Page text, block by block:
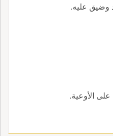
وضيق عليه.
الأوعية.